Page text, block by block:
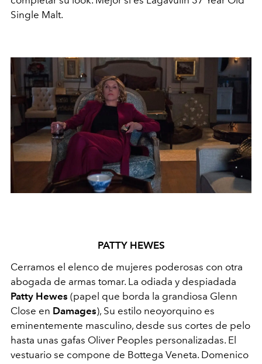
Single Malt.
PATTY HEWES
Cerramos el elenco de mujeres poderosas con otra
abogada de armas tomar. La odiada y despiadada
Patty Hewes (papel que borda la grandiosa Glenn
Close en Damages), Su estilo neoyorquino es
eminentemente masculino, desde sus cortes de pelo
hasta unas gafas Oliver Peoples personalizadas. El
vestuario se compone de Bottega Veneta. Domenico